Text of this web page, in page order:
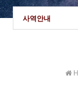
사역안내